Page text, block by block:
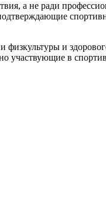
а не ради
и
участвующие в